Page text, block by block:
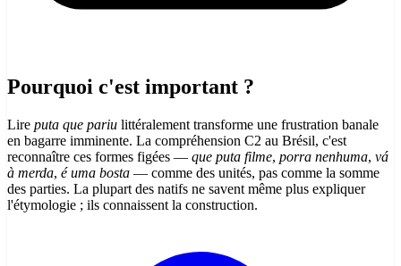
Pourquoi c'est important ?
Lire puta que pariu littéralement transforme une frustration banale
en bagarre imminente. La compréhension C2 au Brésil, c'est
reconnaître ces formes figées — que puta filme, porra nenhuma, vá
à merda, é uma bosta — comme des unités, pas comme la somme
des parties. La plupart des natifs ne savent même plus expliquer
l'étymologie ; ils connaissent la construction.